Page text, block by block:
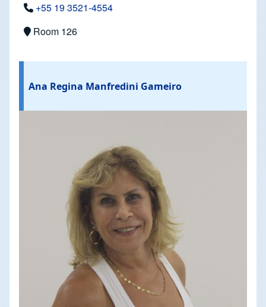
+55 19 3521-4554
Room 126
Ana Regina Manfredini Gameiro